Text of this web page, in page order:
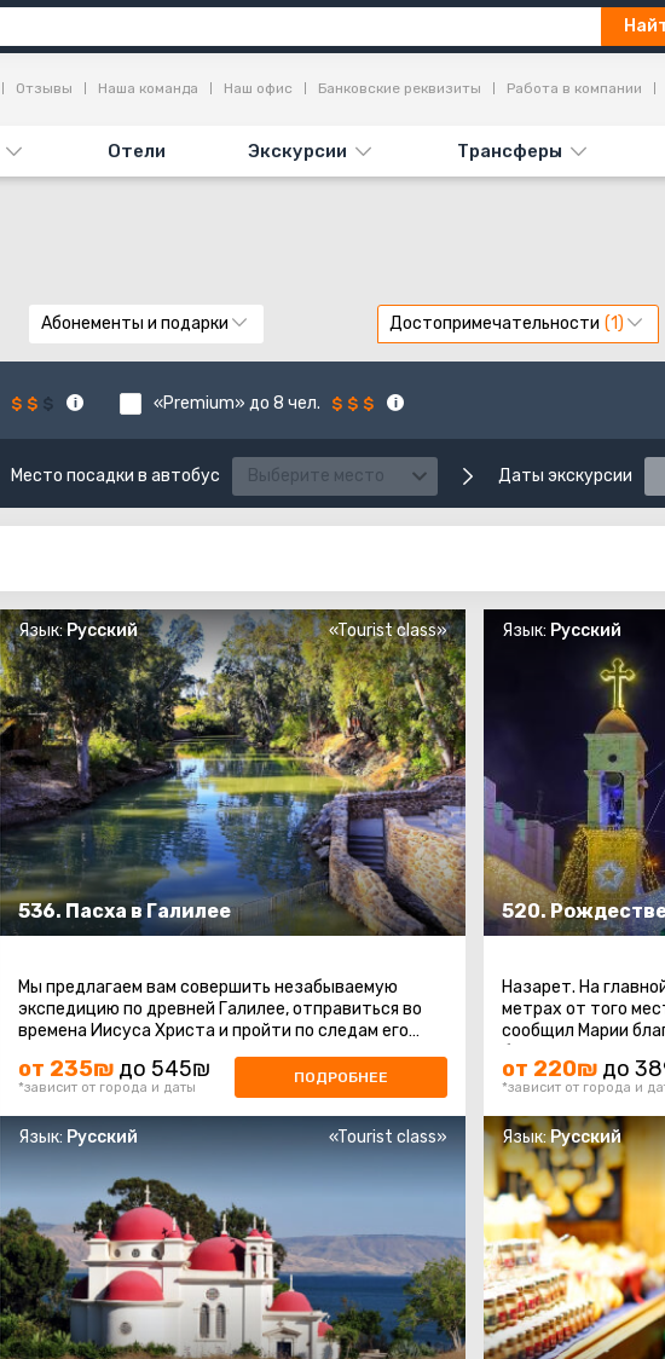
Отели Экскурсии Трансферы
Отзывы Наша команда Наш офис Банковские реквизиты Работа в компании
Абонементы и подарки Достопримечательности
«Premium» до 8 чел.
Место посадки в автобус Выберите место Даты экскурсии
536. Пасха в Галилее
Язык:Русский «Tourist class»
Мы предлагаем вам совершить незабываемую
экспедицию по древней Галилее, отправиться во
времена Иисуса Христа и пройти по следам его
детства и юности, окунуться в святые ...
от 235₪ до 545₪
*зависит от города и даты
ПОДРОБНЕЕ
520.
Язык: Русский
Назарет. На
метрах от того
сообщил Марии
от 220₪ до
*зависит от города и
Язык: Русский «Tourist class» Язык:Русский